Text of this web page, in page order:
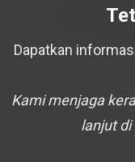
Dapatkan
Kami menjaga
lanjut di